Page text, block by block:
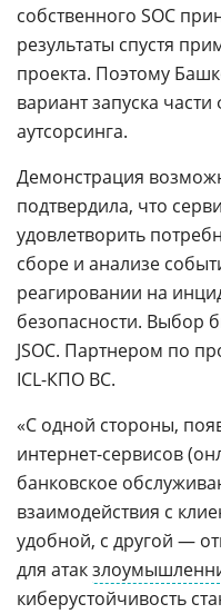
собственного SOC
результаты спустя
проекта. Поэтому
вариант запуска
аутсорсинга.
Демонстрация
подтвердила, что
удовлетворить
сборе и анализе
реагировании на
безопасности. Выбор
JSOC. Партнером по
ICL-КПО ВС.
«С одной стороны,
интернет-сервисов
банковское
взаимодействия с
удобной, с другой —
для атак
киберустойчивость